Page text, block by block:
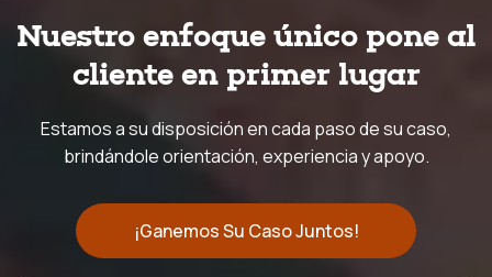
Nuestro enfoque único pone al
cliente en primer lugar
Estamos a su disposición en cada paso de su caso,
brindándole orientación, experiencia y apoyo.
¡Ganemos Su Caso Juntos!